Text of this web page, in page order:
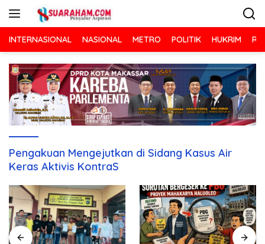
INTERNASIONAL NASIONAL METRO POLITIK HUKRIM
Pengakuan Mengejutkan di Sidang Kasus Air
Keras Aktivis KontraS